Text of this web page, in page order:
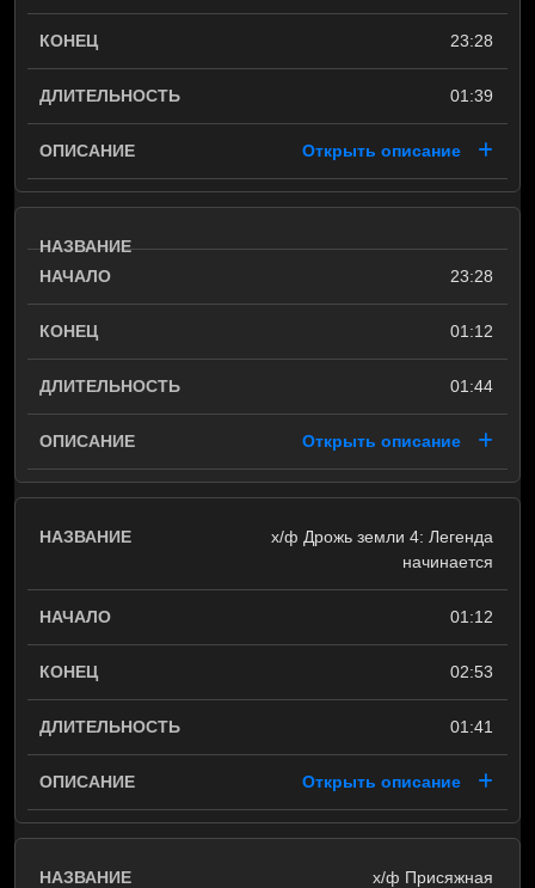
23:28
01:39
Открыть описание
23:28
01:12
01:44
Открыть описание
х/ф Дрожь земли 4: Легенда
начинается
01:12
02:53
01:41
Открыть описание
х/ф Присяжная